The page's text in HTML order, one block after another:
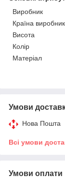
Виробник
Країна виробник
Висота
Колір
Матеріал
Умови
Нова Пошта
Всі умови
Умови оплати